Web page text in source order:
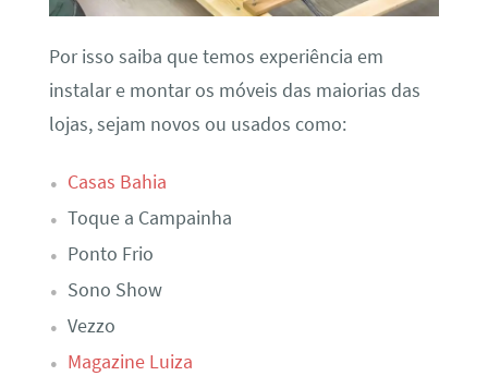
Por isso saiba que temos experiência em
instalar e montar os móveis das maiorias das
lojas, sejam novos ou usados como:
Casas Bahia
Toque a Campainha
Ponto Frio
Sono Show
Vezzo
Magazine Luiza